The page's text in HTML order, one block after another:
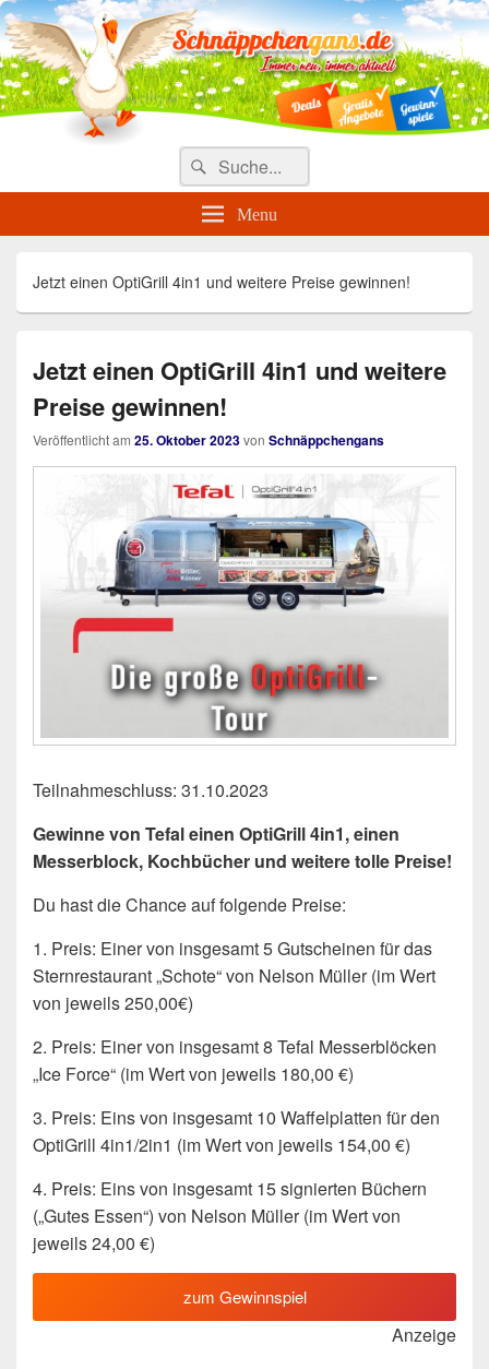
Täglich die besten Gewinnspiele
und Angebote
Search
for:
Suche
Menu
Jetzt einen OptiGrill 4in1 und weitere Preise gewinnen!
Jetzt einen OptiGrill 4in1 und weitere
Preise gewinnen!
Veröffentlicht am 25. Oktober 2023von Schnäppchengans
Teilnahmeschluss: 31.10.2023
Gewinne von Tefal einen OptiGrill 4in1, einen
Messerblock, Kochbücher und weitere tolle Preise!
Du hast die Chance auf folgende Preise:
1. Preis: Einer von insgesamt 5 Gutscheinen für das
Sternrestaurant „Schote“ von Nelson Müller (im Wert
von jeweils 250,00€)
2. Preis: Einer von insgesamt 8 Tefal Messerblöcken
„Ice Force“ (im Wert von jeweils 180,00 €)
3. Preis: Eins von insgesamt 10 Waffelplatten für den
OptiGrill 4in1/2in1 (im Wert von jeweils 154,00 €)
4. Preis: Eins von insgesamt 15 signierten Büchern
(„Gutes Essen“) von Nelson Müller (im Wert von
jeweils 24,00 €)
zum Gewinnspiel
Anzeige